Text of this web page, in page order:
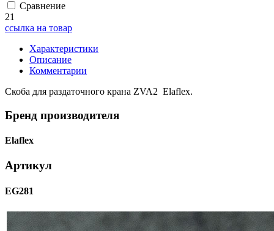
Сравнение
21
ссылка на товар
Характеристики
Описание
Комментарии
Скоба для раздаточного крана ZVA2 Elaflex.
Бренд производителя
Elaflex
Артикул
EG281